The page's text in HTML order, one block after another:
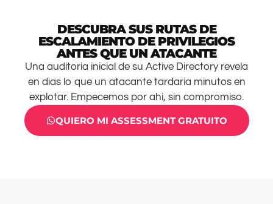
DESCUBRA SUS RUTAS DE
ESCALAMIENTO DE PRIVILEGIOS
ANTES QUE UN ATACANTE
Una auditoria inicial de su Active Directory revela
en dias lo que un atacante tardaria minutos en
explotar. Empecemos por ahi, sin compromiso.
QUIERO MI ASSESSMENT GRATUITO